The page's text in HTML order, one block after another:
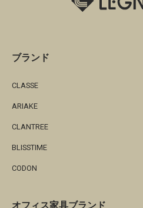
ブランド
CLASSE
ARIAKE
CLANTREE
BLISSTIME
CODON
オフィス家具ブランド